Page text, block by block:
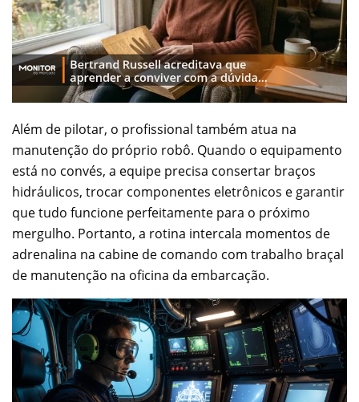
Além de pilotar, o profissional também atua na
manutenção do próprio robô. Quando o equipamento
está no convés, a equipe precisa consertar braços
hidráulicos, trocar componentes eletrônicos e garantir
que tudo funcione perfeitamente para o próximo
mergulho. Portanto, a rotina intercala momentos de
adrenalina na cabine de comando com trabalho braçal
de manutenção na oficina da embarcação.